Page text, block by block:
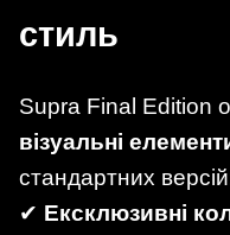
стиль
Supra Final Edition
візуальні
стандартних
✔ Ексклюзивні